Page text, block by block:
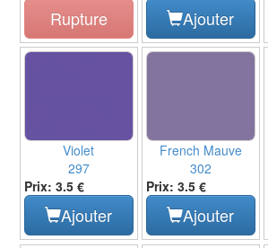
Rupture Ajouter
Violet
297
Prix: 3.5 €
Ajouter
French Mauve
302
Prix: 3.5 €
Ajouter